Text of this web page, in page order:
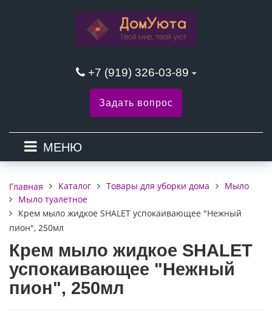
+7 (919) 326-03-89
Задать вопрос
МЕНЮ
Главная Каталог Товары для уборки дома
Мыло
Мыло туалетное
Крем мыло жидкое SHALET успокаивающее "Нежный
пион", 250мл
Крем мыло жидкое SHALET
успокаивающее "Нежный
пион", 250мл